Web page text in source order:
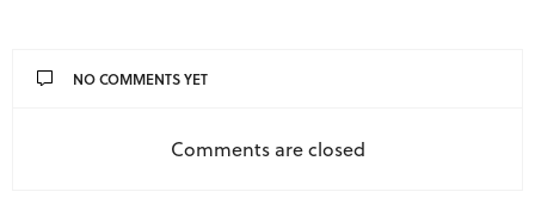
NO COMMENTS YET
Comments are closed